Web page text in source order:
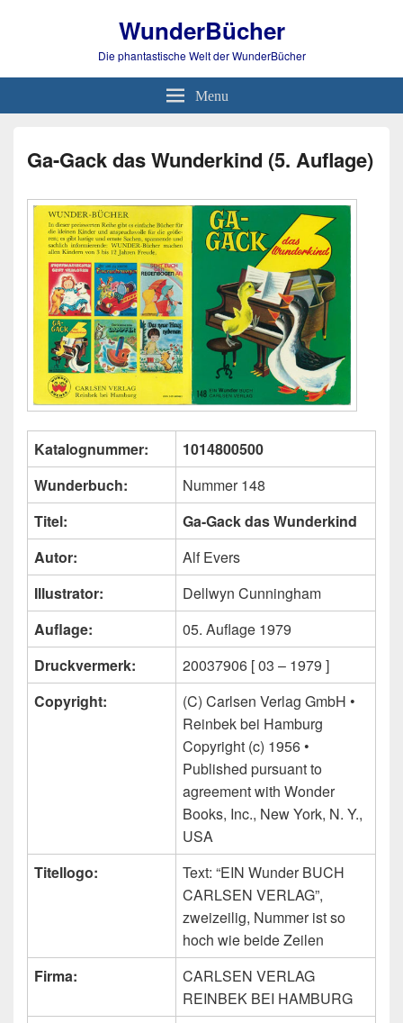
WunderBücher
Die phantastische Welt der WunderBücher
Menu
Ga-Gack das Wunderkind (5. Auflage)
Katalognummer:
1014800500
Wunderbuch:
Nummer 148
Titel:
Ga-Gack das Wunderkind
Autor:
Alf Evers
Illustrator:
Dellwyn Cunningham
Auflage:
05. Auflage 1979
Druckvermerk:
20037906 [ 03 – 1979 ]
Copyright:
(C) Carlsen Verlag GmbH •
Reinbek bei Hamburg
Copyright (c) 1956 •
Published pursuant to
agreement with Wonder
Books, Inc., New York, N. Y.,
USA
Titellogo:
Text: “EIN Wunder BUCH
CARLSEN VERLAG”,
zweizeilig, Nummer ist so
hoch wie beide Zeilen
Firma:
CARLSEN VERLAG
REINBEK BEI HAMBURG